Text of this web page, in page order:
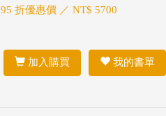
95 折優惠價 ／ NT$ 5700
加入購買 我的書單